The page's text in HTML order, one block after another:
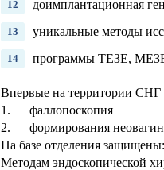
доимплантационная
уникальные методы
программы ТЕЗЕ,
Впервые на территории СНГ
1. фаллопоскопия
2. формирования
На базе отделения
Методам эндоскопической